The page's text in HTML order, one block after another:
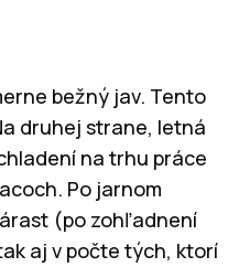
bežný jav. Tento
druhej strane, letná
na trhu práce
Po jarnom
(po zohľadnení
aj v počte tých, ktorí